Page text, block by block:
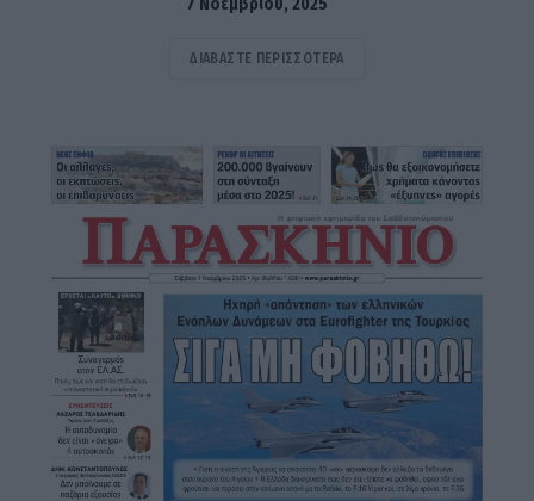
7 Νοεμβρίου, 2025
ΔΙΑΒΆΣΤΕ ΠΕΡΙΣΣΌΤΕΡΑ